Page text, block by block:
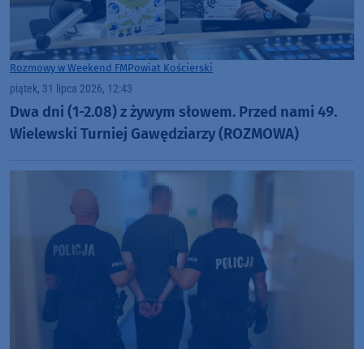
Rozmowy w Weekend FMPowiat Kościerski
piątek, 31 lipca 2026, 12:43
Dwa dni (1-2.08) z żywym słowem. Przed nami 49.
Wielewski Turniej Gawędziarzy (ROZMOWA)